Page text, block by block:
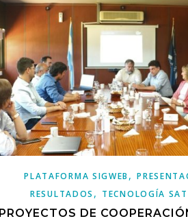
PLATAFORMA SIGWEB ,
RESULTADOS , TECNOLOGÍA
PROYECTOS DE